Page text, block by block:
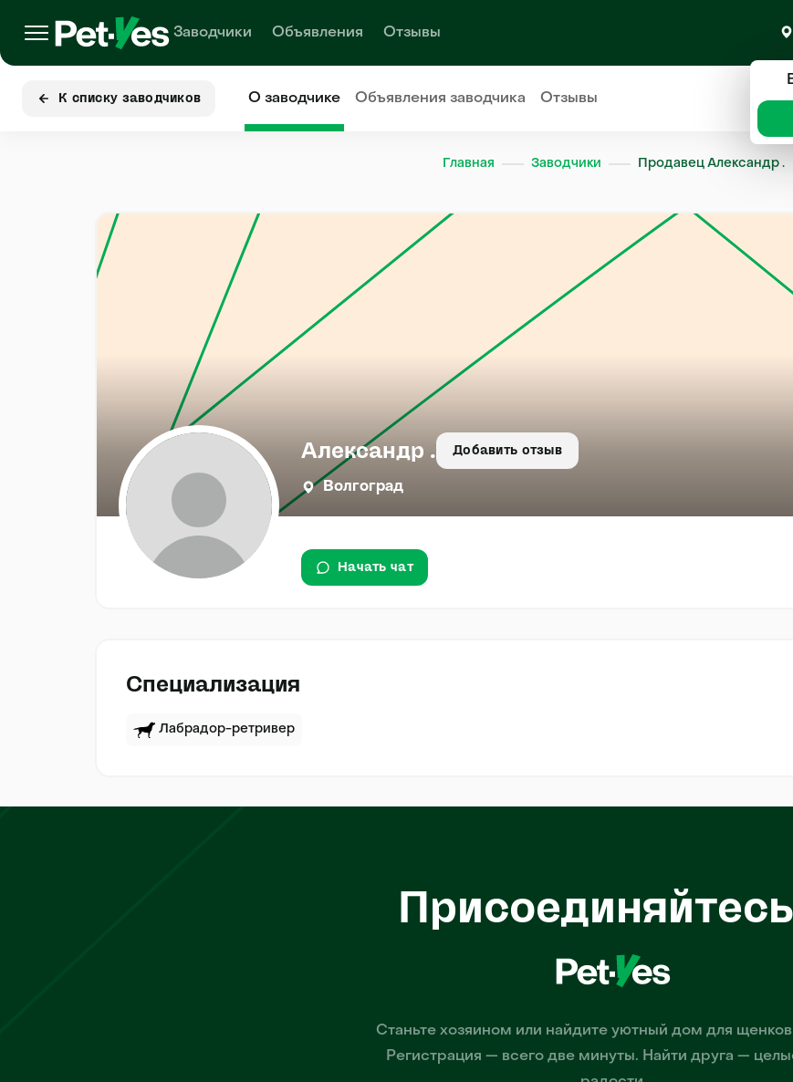
Заводчики Объявления Отзывы
К списку заводчиков О заводчике Объявлениязаводчика Отзывы
Главная Заводчики Продавец Александр .
Александр . Добавить отзыв
Волгоград
Начать чат
Специализация
Лабрадор-ретривер
Станьте хозяином или найдите уютный дом для щенков
Регистрация — всего две минуты. Найти друга —